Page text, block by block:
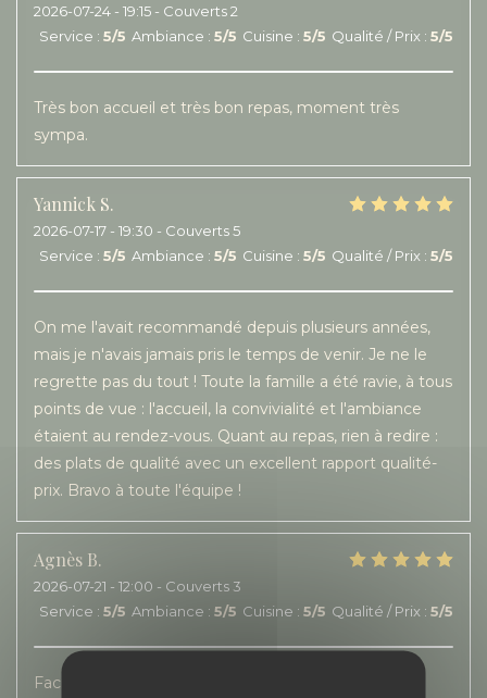
2026-07-24 - 19:15 - Couverts 2
Service : 5/5 Ambiance : 5/5 Cuisine : 5/5 Qualité / Prix : 5/5
Très bon accueil et très bon repas, moment très
sympa.
Yannick S
2026-07-17 - 19:30 - Couverts 5
Service : 5/5 Ambiance : 5/5 Cuisine : 5/5 Qualité / Prix : 5/5
On me l'avait recommandé depuis plusieurs années,
mais je n'avais jamais pris le temps de venir. Je ne le
regrette pas du tout ! Toute la famille a été ravie, à tous
points de vue : l'accueil, la convivialité et l'ambiance
étaient au rendez-vous. Quant au repas, rien à redire :
des plats de qualité avec un excellent rapport qualité-
prix. Bravo à toute l'équipe !
Agnès B
2026-07-21 - 12:00 - Couverts 3
Service : 5/5 Ambiance : 5/5 Cuisine : 5/5 Qualité / Prix : 5/5
Facilité de réservation.